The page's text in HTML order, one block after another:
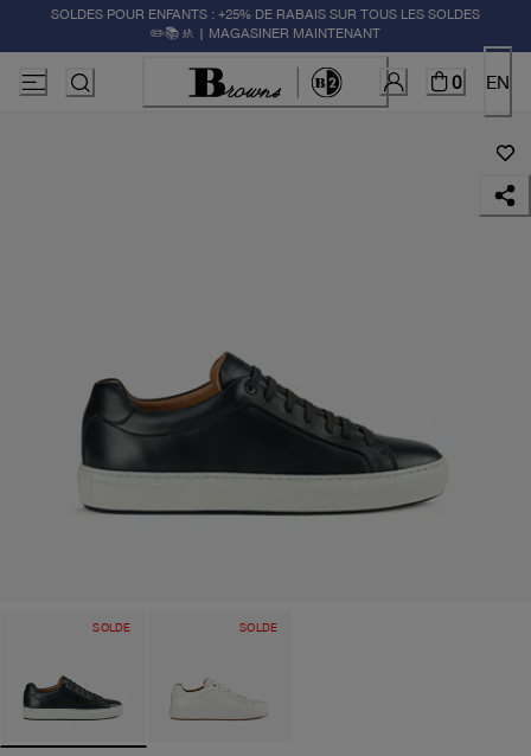
SOLDES POUR ENFANTS : +25% DE RABAIS SUR TOUS LES SOLDES
✏️📚🚸 | MAGASINER MAINTENANT
0 EN
SOLDE SOLDE